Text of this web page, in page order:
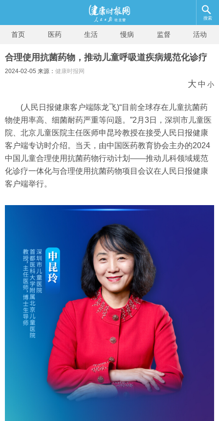
搜索
首页 医药 生活 慢病 监督 活动
合理使用抗菌药物，推动儿童呼吸道疾病规范化诊疗
2024-02-05 来源： 健康时报网
大 中 小
(人民日报健康客户端陈龙飞)“目前全球存在儿童抗菌药
物使用率高、细菌耐药严重等问题。”2月3日，深圳市儿童医
院、北京儿童医院主任医师申昆玲教授在接受人民日报健康
客户端专访时介绍。当天，由中国医药教育协会主办的2024
中国儿童合理使用抗菌药物行动计划——推动儿科领域规范
化诊疗一体化与合理使用抗菌药物项目会议在人民日报健康
客户端举行。